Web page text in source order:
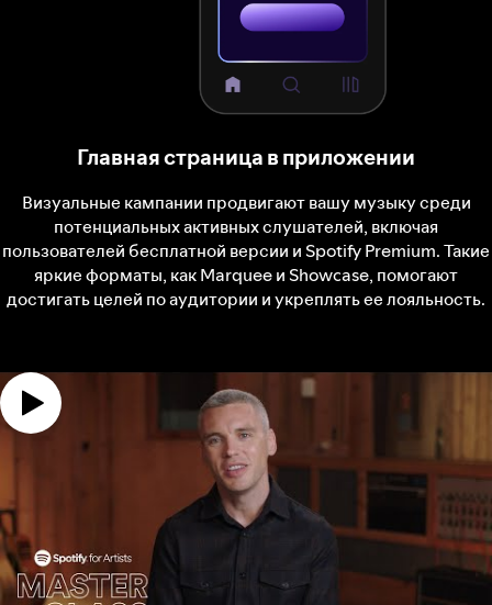
Главная страница в приложении
Визуальные кампании продвигают вашу музыку среди
потенциальных активных слушателей, включая
пользователей бесплатной версии и Spotify Premium. Такие
яркие форматы, как Marquee и Showcase, помогают
достигать целей по аудитории и укреплять ее лояльность.